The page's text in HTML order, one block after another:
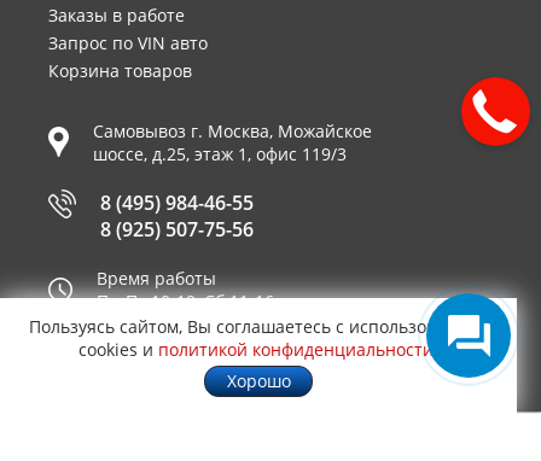
Заказы в работе
Запрос по VIN авто
Корзина товаров
Самовывоз г. Москва, Можайское
шоссе, д.25, этаж 1, офис 119/3
8 (495) 984-46-55
8 (925) 507-75-56
Время работы
Пн-Пт 10-19, Сб 11-16
Принимаем к оплате
Пользуясь сайтом, Вы соглашаетесь с использованием
cookies и политикой конфиденциальности
Хорошо